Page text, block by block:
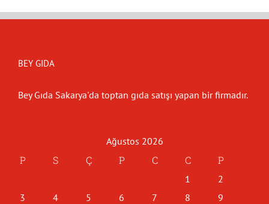
BEY GIDA
Bey Gıda Sakarya'da toptan gıda satışı yapan bir firmadır.
Ağustos 2026
P S Ç P C C P
1
2
3
4 5 6 7 8
9